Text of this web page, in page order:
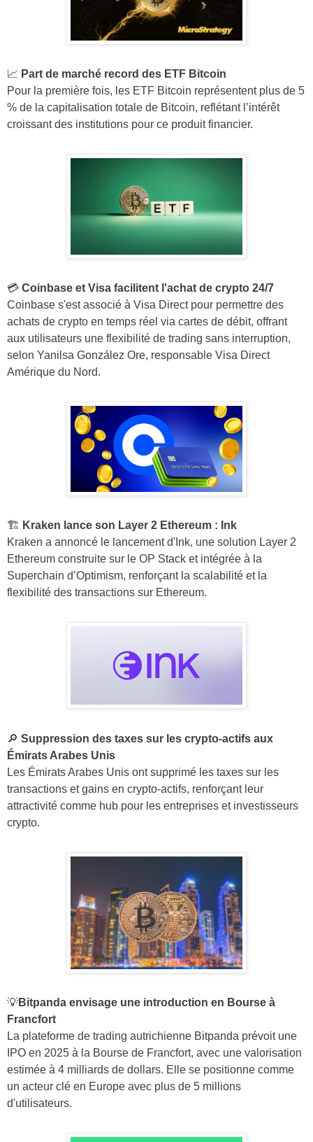
📈 Part de marché record des ETF Bitcoin
Pour la première fois, les ETF Bitcoin représentent plus de 5
% de la capitalisation totale de Bitcoin, reflétant l’intérêt
croissant des institutions pour ce produit financier.
💳 Coinbase et Visa facilitent l'achat de crypto 24/7
Coinbase s'est associé à Visa Direct pour permettre des
achats de crypto en temps réel via cartes de débit, offrant
aux utilisateurs une flexibilité de trading sans interruption,
selon Yanilsa González Ore, responsable Visa Direct
Amérique du Nord.
🏗️ Kraken lance son Layer 2 Ethereum : Ink
Kraken a annoncé le lancement d'Ink, une solution Layer 2
Ethereum construite sur le OP Stack et intégrée à la
Superchain d’Optimism, renforçant la scalabilité et la
flexibilité des transactions sur Ethereum.
🔎 Suppression des taxes sur les crypto-actifs aux
Émirats Arabes Unis
Les Émirats Arabes Unis ont supprimé les taxes sur les
transactions et gains en crypto-actifs, renforçant leur
attractivité comme hub pour les entreprises et investisseurs
crypto.
💡Bitpanda envisage une introduction en Bourse à
Francfort
La plateforme de trading autrichienne Bitpanda prévoit une
IPO en 2025 à la Bourse de Francfort, avec une valorisation
estimée à 4 milliards de dollars. Elle se positionne comme
un acteur clé en Europe avec plus de 5 millions
d'utilisateurs.